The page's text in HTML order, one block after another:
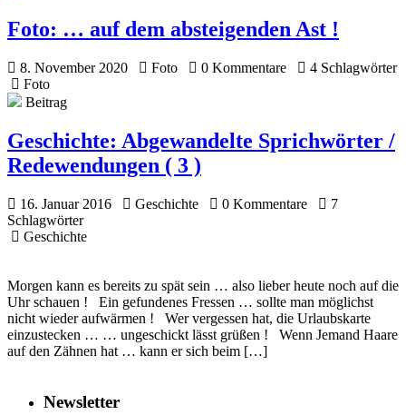
Foto: … auf dem absteigenden Ast !
8. November 2020 Foto 0 Kommentare
4 Schlagwörter
Foto
Beitrag
Geschichte: Abgewandelte Sprichwörter /
Redewendungen ( 3 )
16. Januar 2016 Geschichte 0 Kommentare
7
Schlagwörter
Geschichte
Morgen kann es bereits zu spät sein … also lieber heute noch auf die
Uhr schauen ! Ein gefundenes Fressen … sollte man möglichst
nicht wieder aufwärmen ! Wer vergessen hat, die Urlaubskarte
einzustecken … … ungeschickt lässt grüßen ! Wenn Jemand Haare
auf den Zähnen hat … kann er sich beim […]
Newsletter